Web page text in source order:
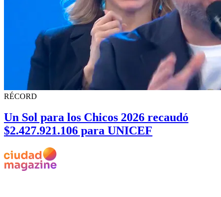
RÉCORD
Un Sol para los Chicos 2026 recaudó
$2.427.921.106 para UNICEF